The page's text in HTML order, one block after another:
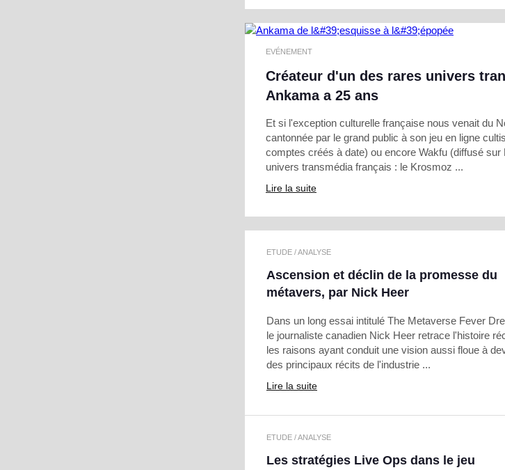
EVÉNEMENT
Créateur d'un des rares univers
Ankama a 25 ans
Et si l'exception culturelle française nous venait du
cantonnée par le grand public à son jeu en ligne
comptes créés à date) ou encore Wakfu (diffusé
univers transmédia français : le Krosmoz ...
Lire la suite
ETUDE / ANALYSE
Ascension et déclin de la promesse du
métavers, par Nick Heer
Dans un long essai intitulé The Metaverse Fever
le journaliste canadien Nick Heer retrace l'histoire
les raisons ayant conduit une vision aussi floue à
des principaux récits de l'industrie ...
Lire la suite
ETUDE / ANALYSE
Les stratégies Live Ops dans le jeu